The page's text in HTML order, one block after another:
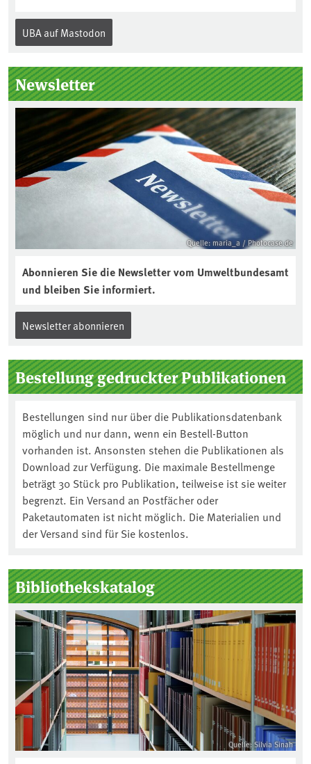
Internationalen Tag des Bodens, der
„Boden des Jahres“ vorgestellt. Das UBA
Kuratorium, wie wird der Boden des
Jahres ausgewählt und was passiert
eigentlich während eines solchen
Bodenjahres? Infos dazu gibt es im
aktuellen Podcast „Soilcast“. Jetzt
reinhören:
https://soilcast.de/interview/sc202-
interview-die-kuer-der-krume/
UBA auf Mastodon
Newsletter
Quelle: maria_a / Photocase.de
Abonnieren Sie die Newsletter vom Umweltbundesamt
und bleiben Sie informiert.
Newsletter abonnieren
Bestellung gedruckter Publikationen
Bestellungen sind nur über die Publikationsdatenbank
möglich und nur dann, wenn ein Bestell-Button
vorhanden ist. Ansonsten stehen die Publikationen als
Download zur Verfügung. Die maximale Bestellmenge
beträgt 30 Stück pro Publikation, teilweise ist sie weiter
begrenzt. Ein Versand an Postfächer oder
Paketautomaten ist nicht möglich. Die Materialien und
der Versand sind für Sie kostenlos.
Bibliothekskatalog
Quelle: Silvia Sinah